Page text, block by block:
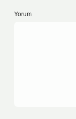
Yorum